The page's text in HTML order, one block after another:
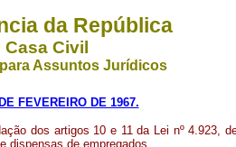
da República
Casa Civil
Assuntos Jurídicos
FEVEREIRO DE 1967.
dos artigos 10 e 11 da Lei nº 4.923,
dispensas de empregados.